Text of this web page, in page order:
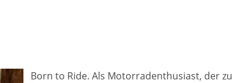
Born to Ride. Als Motorradenthusiast, der